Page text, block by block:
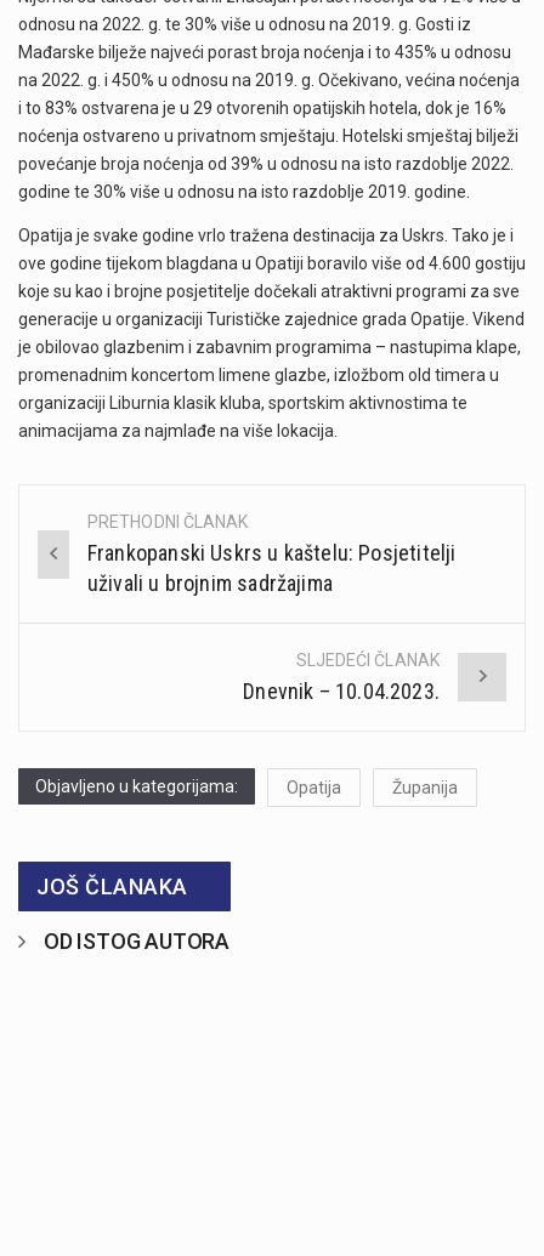
odnosu na 2022. g. te 30% više u odnosu na 2019. g. Gosti iz
Mađarske bilježe najveći porast broja noćenja i to 435% u odnosu
na 2022. g. i 450% u odnosu na 2019. g. Očekivano, većina noćenja
i to 83% ostvarena je u 29 otvorenih opatijskih hotela, dok je 16%
noćenja ostvareno u privatnom smještaju. Hotelski smještaj bilježi
povećanje broja noćenja od 39% u odnosu na isto razdoblje 2022.
godine te 30% više u odnosu na isto razdoblje 2019. godine.
Opatija je svake godine vrlo tražena destinacija za Uskrs. Tako je i
ove godine tijekom blagdana u Opatiji boravilo više od 4.600 gostiju
koje su kao i brojne posjetitelje dočekali atraktivni programi za sve
generacije u organizaciji Turističke zajednice grada Opatije. Vikend
je obilovao glazbenim i zabavnim programima – nastupima klape,
promenadnim koncertom limene glazbe, izložbom old timera u
organizaciji Liburnia klasik kluba, sportskim aktivnostima te
animacijama za najmlađe na više lokacija.
Post
navigation
PRETHODNI ČLANAK
Frankopanski Uskrs u kaštelu: Posjetitelji
uživali u brojnim sadržajima
SLJEDEĆI ČLANAK
Dnevnik – 10.04.2023.
Objavljeno u kategorijama: Opatija Županija
JOŠ ČLANAKA
OD ISTOG AUTORA